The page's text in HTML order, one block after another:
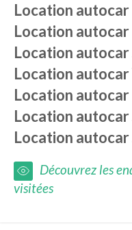
Location autocar
Location autocar
Location autocar
Location autocar
Location autocar
Location autocar
Location autocar
Découvrez les
visitées